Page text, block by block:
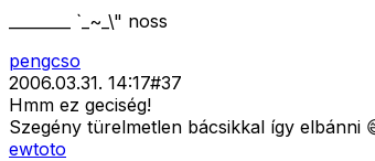
________ `_~_\" noss
pengcso
2006.03.31. 14:17#37
Hmm ez geciség!
Szegény türelmetlen bácsikkal így elbánni
ewtoto